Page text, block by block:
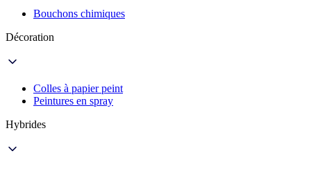
Bouchons chimiques
Décoration
Colles à papier peint
Peintures en spray
Hybrides